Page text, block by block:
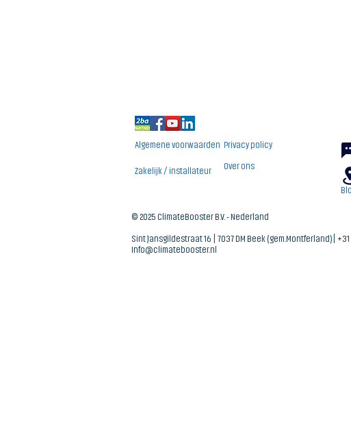
Algemene voorwaarden Privacy policy
Over ons
Zakelijk / installateur
© 2025 ClimateBooster B.V. - Nederland
Sint Jansgildestraat 16 | 7037 DM Beek (gem.Montferland)| +31
Info@climatebooster.nl